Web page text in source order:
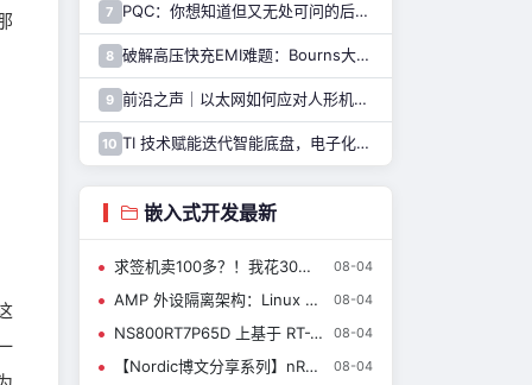
7 PQC：你想知道但又无处可问的后量子密码干货都在这里了
8 破解高压快充EMI难题：Bourns大电流车规电感解决方案
9 前沿之声｜以太网如何应对人形机器人通信挑战—— TI 以太网产品系列助力解决
10 TI 技术赋能迭代智能底盘，电子化重构整车行驶逻辑与驾乘体验
嵌入式开发最新
求签机卖100多？！我花30就做出来了，还增加了11种玩法…… 08-04
AMP 外设隔离架构：Linux 与 RT-Thread 的异构外设划分实战 08-04
NS800RT7P65D 上基于 RT-Thread 的CAN/CAN-FD 驱动测试应用| 技术集结 08-04
【Nordic博文分享系列】nRF Connect SDK 3.4.0 长期支持版本来了！ 08-04